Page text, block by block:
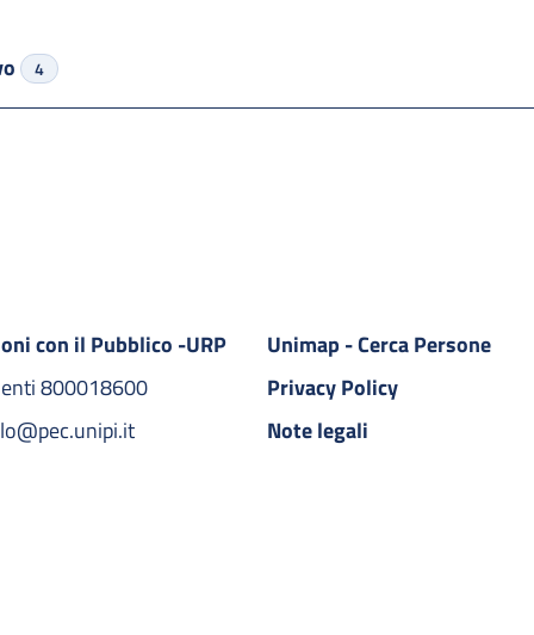
4
con il Pubblico -URP
800018600​
Unimap - Cerca Persone
Privacy Policy
Note legali